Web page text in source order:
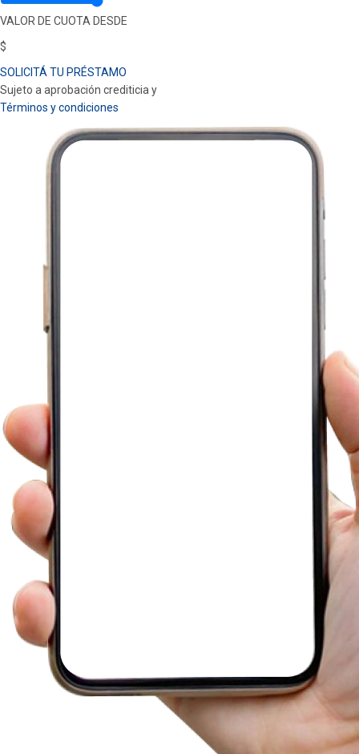
VALOR DE CUOTA DESDE
$
SOLICITÁ TU PRÉSTAMO
Sujeto a aprobación crediticia y
Términos y condiciones